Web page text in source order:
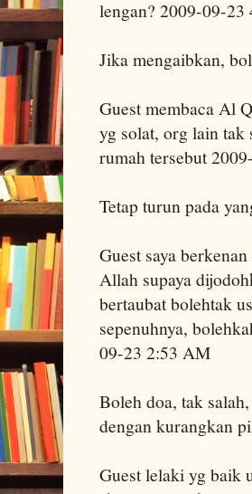
lengan? 2009-09-
Jika mengaibkan,
Guest membaca Al
yg solat, org lain tak
rumah tersebut
Tetap turun pada
Guest saya
Allah supaya
bertaubat bolehtak
sepenuhnya,
09-23 2:53 AM
Boleh doa, tak
dengan kurangkan
Guest lelaki yg baik